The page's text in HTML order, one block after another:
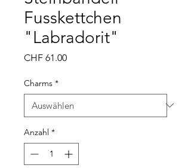
Fusskettchen
"Labradorit"
CHF 61.00Preis
Charms *
Anzahl *